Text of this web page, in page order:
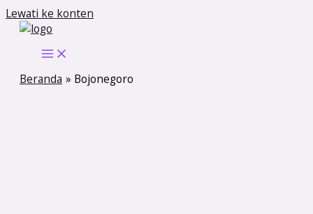
Lewati ke konten
Beranda Bojonegoro